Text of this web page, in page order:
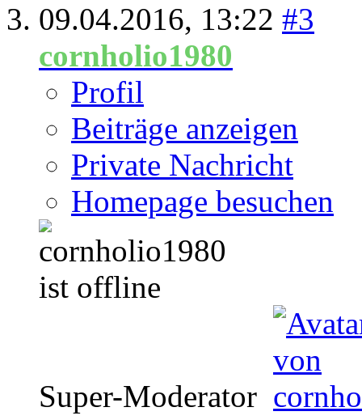
09.04.2016, 13:22 #3
cornholio1980
Profil
Beiträge anzeigen
Private Nachricht
Homepage besuchen
Super-Moderator